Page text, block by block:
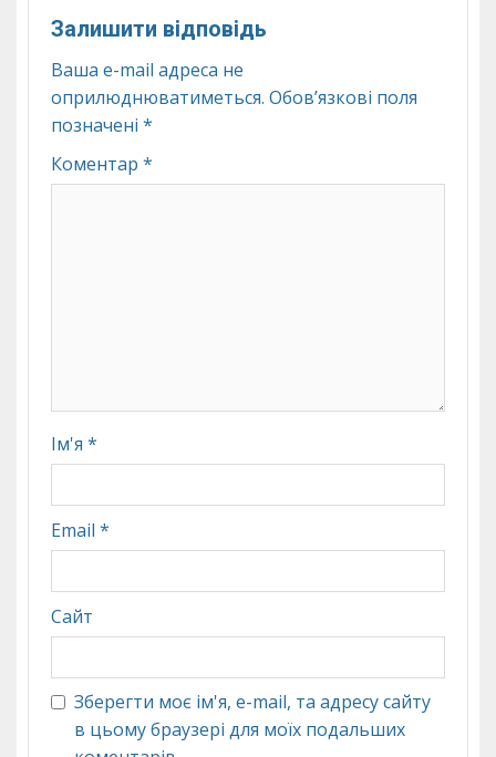
Залишити відповідь
Ваша e-mail адреса не
оприлюднюватиметься. Обов’язкові поля
позначені *
Коментар *
Ім'я *
Email *
Сайт
Зберегти моє ім'я, e-mail, та адресу сайту
в цьому браузері для моїх подальших